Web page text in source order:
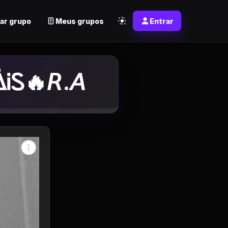
grupo Meus grupos Entrar